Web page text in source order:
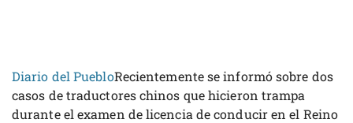
Diario del PuebloRecientemente se informó sobre dos
casos de traductores chinos que hicieron trampa
durante el examen de licencia de conducir en el Reino